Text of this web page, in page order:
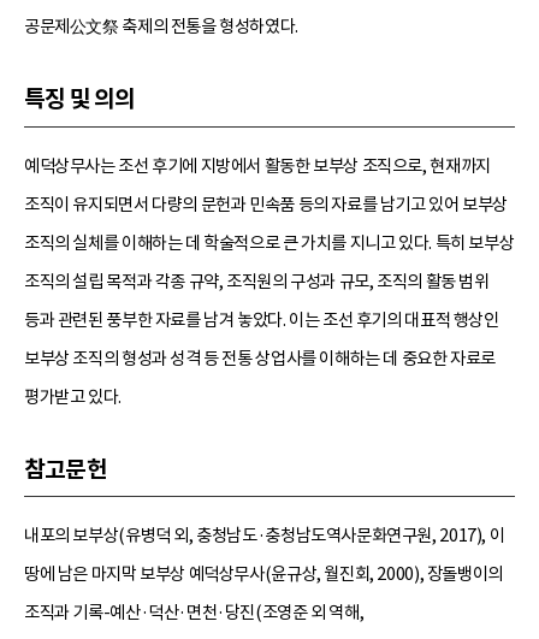
공문제公文祭 축제의 전통을 형성하였다.
특징 및 의의
예덕상무사는 조선 후기에 지방에서 활동한 보부상 조직으로, 현재까지
조직이 유지되면서 다량의 문헌과 민속품 등의 자료를 남기고 있어 보부상
조직의 실체를 이해하는 데 학술적으로 큰 가치를 지니고 있다. 특히 보부상
조직의 설립 목적과 각종 규약, 조직원의 구성과 규모, 조직의 활동 범위
등과 관련된 풍부한 자료를 남겨 놓았다. 이는 조선 후기의 대표적 행상인
보부상 조직의 형성과 성격 등 전통 상업사를 이해하는 데 중요한 자료로
평가받고 있다.
참고문헌
내포의 보부상(유병덕 외, 충청남도·충청남도역사문화연구원, 2017), 이
땅에 남은 마지막 보부상 예덕상무사(윤규상, 월진회, 2000), 장돌뱅이의
조직과 기록-예산·덕산·면천·당진(조영준 외 역해,